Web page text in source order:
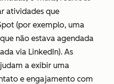
atividades que
(por exemplo, uma
não estava agendada
via LinkedIn). As
a exibir uma
e engajamento com